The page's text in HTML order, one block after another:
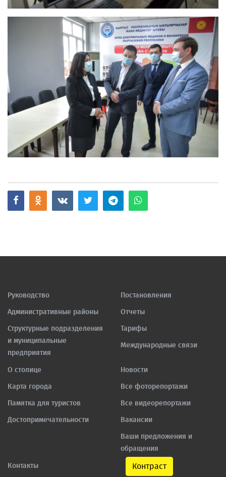
Руководство
Административные районы
Структурные подразделения
и муниципальные
предприятия
Постановления
Отчеты
Тарифы
Международные связи
О столице
Карта города
Памятка для туристов
Достопримечательности
Новости
Все фоторепортажи
Все видеорепортажи
Вакансии
Ваши предложения и
обращения
Контакты Контраст